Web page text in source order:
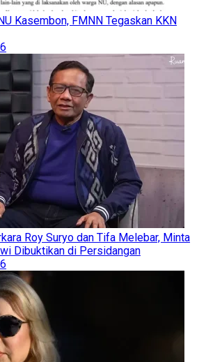
Kasembon, FMNN Tegaskan KKN
Roy Suryo dan Tifa Melebar, Minta
Dibuktikan di Persidangan